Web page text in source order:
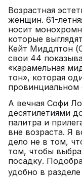
Возрастная
женщин. 61-
носит
которые
Кейт Миддлтон
свои 44
«карамельная
тон», которая
провинциальном
А вечная Софи
десятилетиями
палитра и
вне возраста. Я
дело не в том,
том, чтобы
посадку.
удобно в разделе